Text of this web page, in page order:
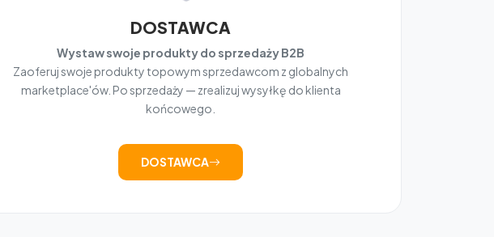
DOSTAWCA
Wystaw swoje produkty do sprzedaży B2B
Zaoferuj swoje produkty topowym sprzedawcom z globalnych
marketplace'ów. Po sprzedaży — zrealizuj wysyłkę do klienta
końcowego.
DOSTAWCA